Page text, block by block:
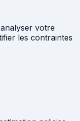
votre
les contraintes